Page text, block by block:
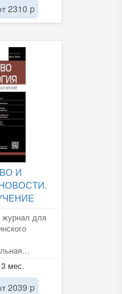
2310 p
И
журнал для
и
мес.
2039 p